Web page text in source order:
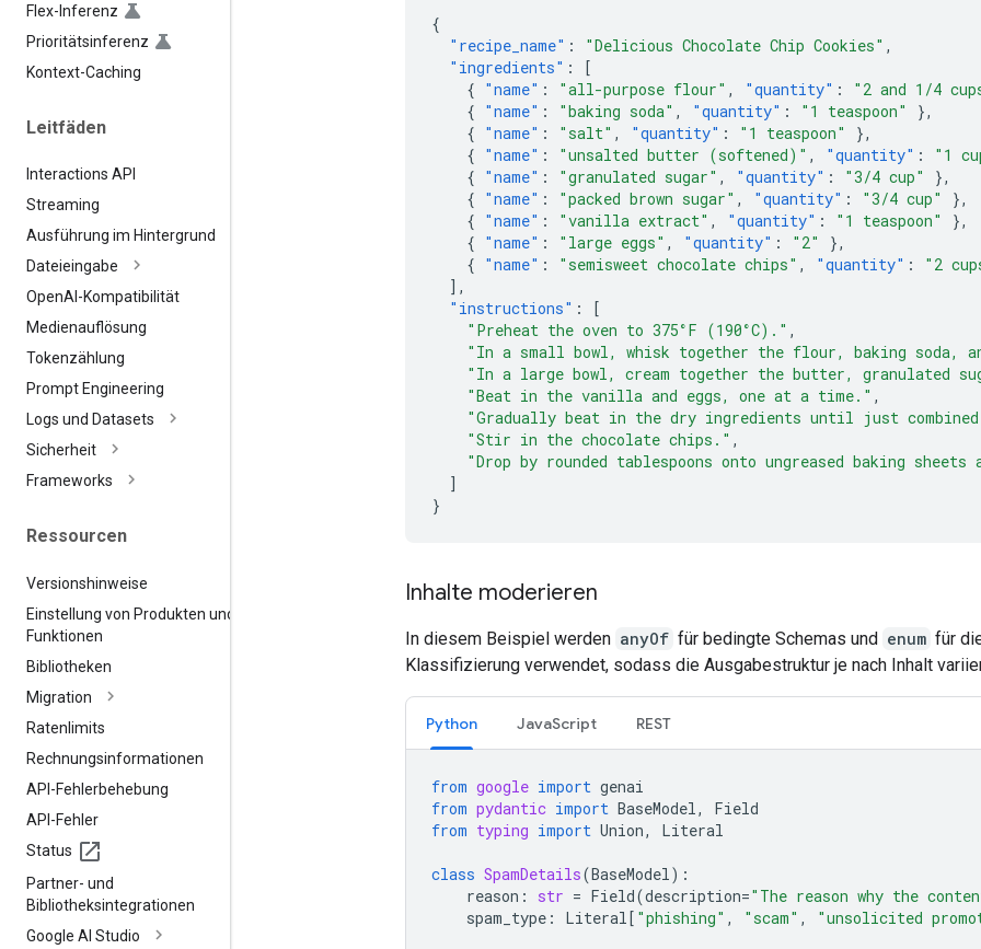
Flex-Inferenz
Prioritätsinferenz
Kontext-Caching
Leitfäden
Interactions API
Streaming
Ausführung im Hintergrund
Dateieingabe
OpenAI-Kompatibilität
Medienauflösung
Tokenzählung
Prompt Engineering
Logs und Datasets
Sicherheit
Frameworks
Ressourcen
Versionshinweise
Einstellung von Produkten und
Funktionen
Bibliotheken
Migration
Ratenlimits
Rechnungsinformationen
API-Fehlerbehebung
API-Fehler
Status
Partner- und
Bibliotheksintegrationen
Google AI Studio
{
"recipe_name" : "Delicious Chocolate Chip Cookies" ,
"ingredients" :
[
{ "name" : "all-purpose flour" , "quantity" : "2 and 1/4
{ "name" : "baking soda" , "quantity" : "1 teaspoon"
},
{ "name" : "salt" , "quantity" : "1 teaspoon"
},
{ "name" : "unsalted butter (softened)" , "quantity" : "1
{ "name" : "granulated sugar" , "quantity" : "3/4 cup"
},
{ "name" : "packed brown sugar" , "quantity" : "3/4 cup"
},
{ "name" : "vanilla extract" , "quantity" : "1 teaspoon"
},
{ "name" : "large eggs" , "quantity" : "2"
},
{ "name" : "semisweet chocolate chips" , "quantity" : "2
],
"instructions" :
[
"Preheat the oven to 375°F (190°C)." ,
"In a small bowl, whisk together the flour, baking soda,
"In a large bowl, cream together the butter, granulated
"Beat in the vanilla and eggs, one at a time." ,
"Gradually beat in the dry ingredients until just
"Stir in the chocolate chips." ,
"Drop by rounded tablespoons onto ungreased baking
]
}
Inhalte moderieren
In diesem Beispiel werden anyOf für bedingte Schemas und enum für
Klassifizierung verwendet, sodass die Ausgabestruktur je nach Inhalt
Python JavaScript REST
from google import genai
from pydantic import BaseModel,
Field
from typing import Union, Literal
class SpamDetails(BaseModel):
reason : str = Field(description="The reason why the
spam_type : Literal[ "phishing" , "scam" , "unsolicited